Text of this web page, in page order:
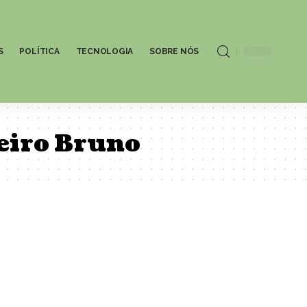
POLÍTICA TECNOLOGIA SOBRE NÓS
Bruno